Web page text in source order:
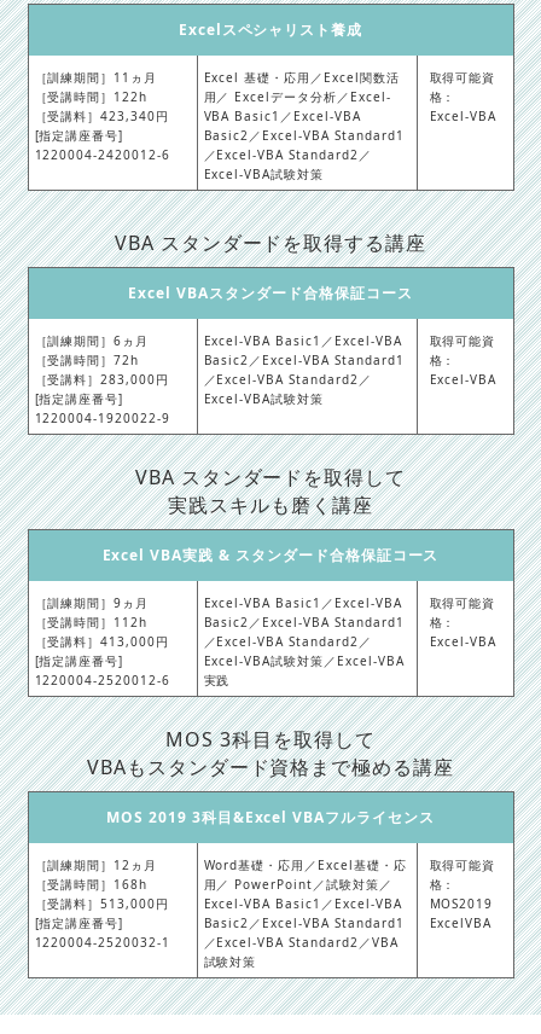
Excelスペシャリスト養成
［訓練期間］11ヵ月
［受講時間］122h
［受講料］423,340円
[指定講座番号]
1220004-2420012-6
Excel 基礎・応用／Excel関数活
用／ Excelデータ分析／Excel-
VBA Basic1／Excel-VBA
Basic2／Excel-VBA Standard1
／Excel-VBA Standard2／
Excel-VBA試験対策
取得可能資
格：
Excel-VBA
VBA スタンダードを取得する講座
Excel VBAスタンダード合格保証コース
［訓練期間］6ヵ月
［受講時間］72h
［受講料］283,000円
[指定講座番号]
1220004-1920022-9
Excel-VBA Basic1／Excel-VBA
Basic2／Excel-VBA Standard1
／Excel-VBA Standard2／
Excel-VBA試験対策
取得可能資
格：
Excel-VBA
VBA スタンダードを取得して
実践スキルも磨く講座
Excel VBA実践 & スタンダード合格保証コース
［訓練期間］9ヵ月
［受講時間］112h
［受講料］413,000円
[指定講座番号]
1220004-2520012-6
Excel-VBA Basic1／Excel-VBA
Basic2／Excel-VBA Standard1
／Excel-VBA Standard2／
Excel-VBA試験対策／Excel-VBA
実践
取得可能資
格：
Excel-VBA
MOS 3科目を取得して
VBAもスタンダード資格まで極める講座
MOS 2019 3科目&Excel VBAフルライセンス
［訓練期間］12ヵ月
［受講時間］168h
［受講料］513,000円
[指定講座番号]
1220004-2520032-1
Word基礎・応用／Excel基礎・応
用／ PowerPoint／試験対策／
Excel-VBA Basic1／Excel-VBA
Basic2／Excel-VBA Standard1
／Excel-VBA Standard2／VBA
試験対策
取得可能資
格：
MOS2019
ExcelVBA